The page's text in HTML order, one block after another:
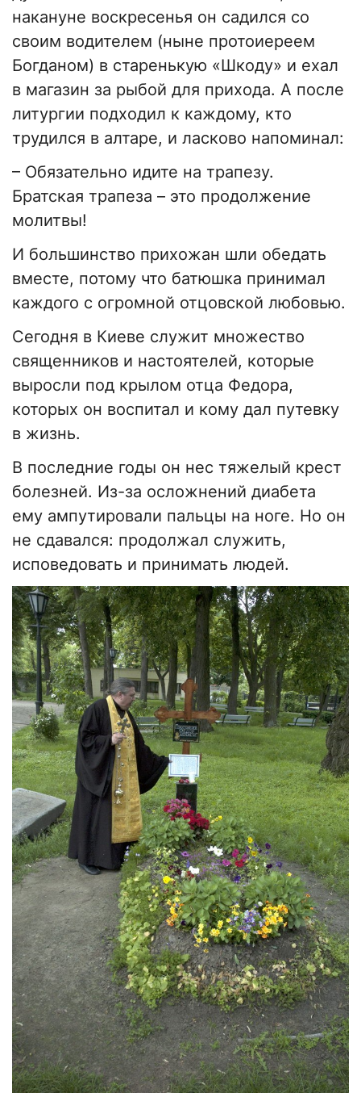
накануне воскресенья он садился со
своим водителем (ныне протоиереем
Богданом) в старенькую «Шкоду» и ехал
в магазин за рыбой для прихода. А после
литургии подходил к каждому, кто
трудился в алтаре, и ласково напоминал:
– Обязательно идите на трапезу.
Братская трапеза – это продолжение
молитвы!
И большинство прихожан шли обедать
вместе, потому что батюшка принимал
каждого с огромной отцовской любовью.
Сегодня в Киеве служит множество
священников и настоятелей, которые
выросли под крылом отца Федора,
которых он воспитал и кому дал путевку
в жизнь.
В последние годы он нес тяжелый крест
болезней. Из-за осложнений диабета
ему ампутировали пальцы на ноге. Но он
не сдавался: продолжал служить,
исповедовать и принимать людей.